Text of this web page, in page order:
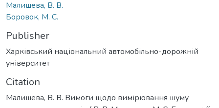
Малишева, В. В.
Боровок, М. С.
Publisher
Харківський національний автомобільно-дорожній
університет
Citation
Малишева, В. В. Вимоги щодо вимірювання шуму